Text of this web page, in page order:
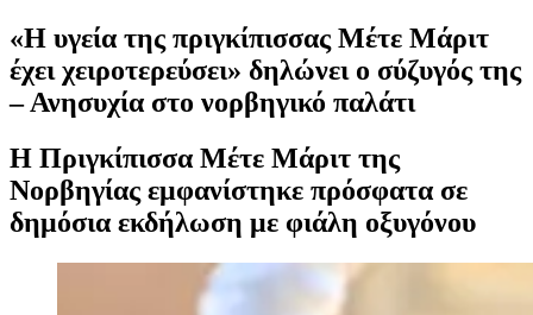
«Η υγεία της πριγκίπισσας Μέτε Μάριτ
έχει χειροτερεύσει» δηλώνει ο σύζυγός της
– Ανησυχία στο νορβηγικό παλάτι
Η Πριγκίπισσα Μέτε Μάριτ της
Νορβηγίας εμφανίστηκε πρόσφατα σε
δημόσια εκδήλωση με φιάλη οξυγόνου